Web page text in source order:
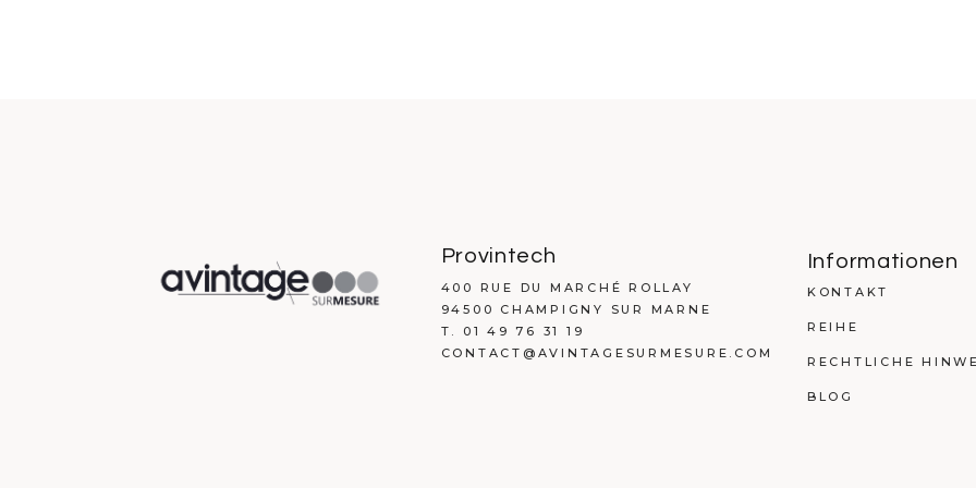
Provintech
400 RUE DU MARCHÉ ROLLAY
94500 CHAMPIGNY SUR MARNE
T. 01 49 76 31 19
CONTACT@AVINTAGESURMESURE.COM
Informationen
KONTAKT
REIHE
RECHTLICHE
BLOG